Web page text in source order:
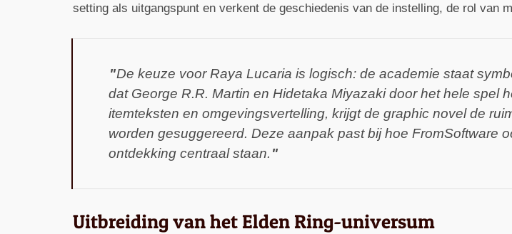
setting als uitgangspunt en verkent de geschiedenis van de instelling, de rol van
De keuze voor Raya Lucaria is logisch: de academie staat
dat George R.R. Martin en Hidetaka Miyazaki door het hele spel
itemteksten en omgevingsvertelling, krijgt de graphic novel de
worden gesuggereerd. Deze aanpak past bij hoe FromSoftware
ontdekking centraal staan.
Uitbreiding van het Elden Ring-universum